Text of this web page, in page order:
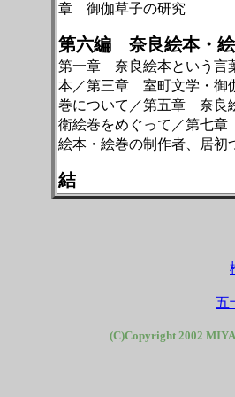
章 御伽草子の研究
第六編 奈良絵本・
第一章 奈良絵本という言
本／第三章 室町文学・御
巻について／第五章 奈良
衛絵巻をめぐって／第七
絵本・絵巻の制作者、居初
結
五
(C)Copyright 2002